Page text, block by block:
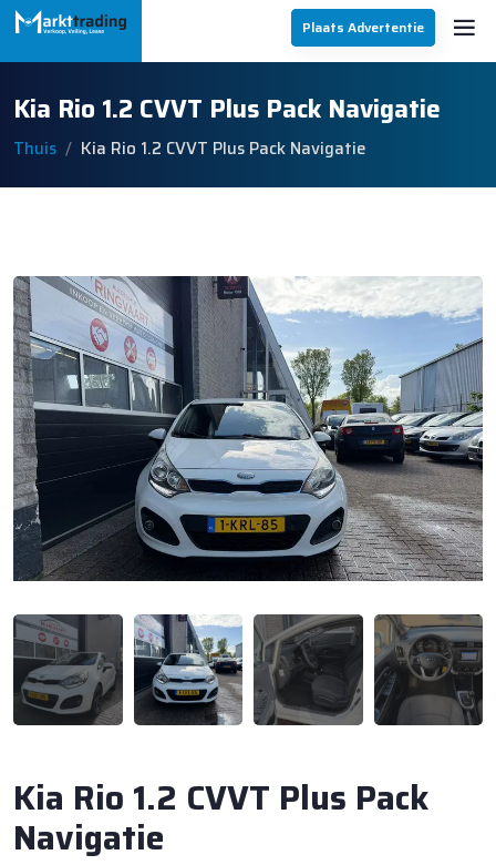
Plaats Advertentie
Kia Rio 1.2 CVVT Plus Pack Navigatie
Thuis Kia Rio 1.2 CVVT Plus Pack Navigatie
Kia Rio 1.2 CVVT Plus Pack
Navigatie